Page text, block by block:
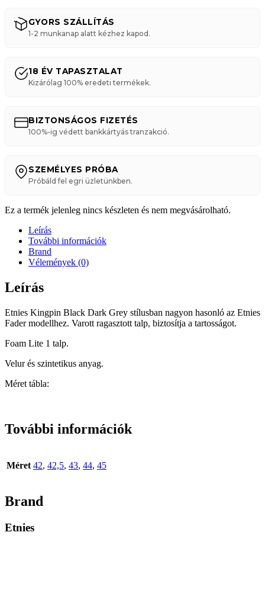
GYORS SZÁLLÍTÁS
1-2 munkanap alatt kézhez kapod.
18 ÉV TAPASZTALAT
Kizárólag 100% eredeti termékek.
BIZTONSÁGOS FIZETÉS
100%-ig védett bankkártyás tranzakció.
SZEMÉLYES PRÓBA
Próbáld fel egri üzletünkben.
Ez a termék jelenleg nincs készleten és nem megvásárolható.
Leírás
További információk
Brand
Vélemények (0)
Leírás
Etnies Kingpin Black Dark Grey stílusban nagyon hasonló az Etnies
Fader modellhez. Varott ragasztott talp, biztosítja a tartosságot.
Foam Lite 1 talp.
Velur és szintetikus anyag.
Méret tábla:
További információk
Méret 42, 42,5, 43, 44, 45
Brand
Etnies